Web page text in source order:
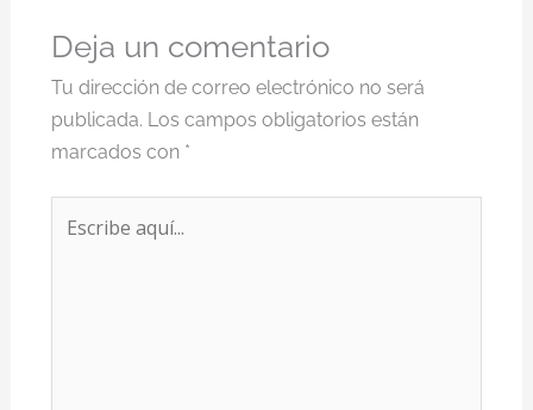
Deja un comentario
Tu dirección de correo electrónico no será
publicada. Los campos obligatorios están
marcados con *